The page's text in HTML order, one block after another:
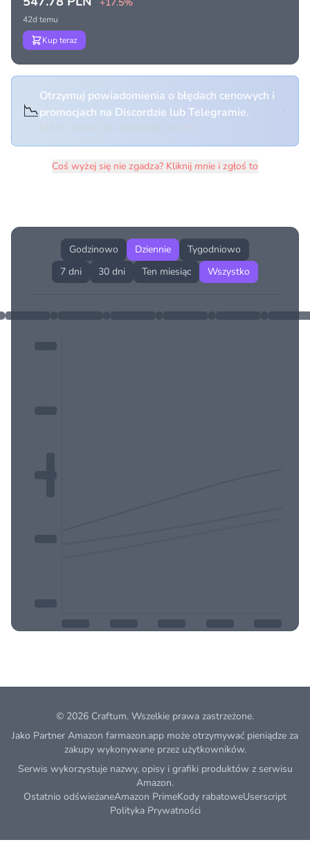
42d temu
Kup teraz
📉
Otrzymuj powiadomienia o błędach cenowych i
promocjach na Discordzie lub Telegramie.
Coś wyżej się nie zgadza? Kliknij mnie i zgłoś to
Godzinowo Dziennie
Tygodniowo
7 dni
30 dni Ten miesiąc Wszystko
© 2026 Craftum. Wszelkie prawa zastrzeżone.
Jako Partner Amazon farmazon.app może otrzymywać pieniądze za
zakupy wykonywane przez użytkowników.
Serwis wykorzystuje nazwy, opisy i grafiki produktów z serwisu
Amazon.
Ostatnio odświeżaneAmazon PrimeKody rabatoweUserscript
Polityka Prywatności